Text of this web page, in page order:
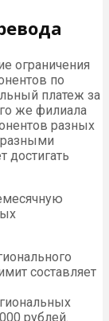
ограничения
по
платеж за
же филиала
разных
достигать
составляет
рублей.